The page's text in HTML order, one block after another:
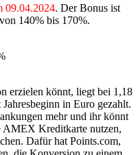
09.04.2024. Der Bonus ist
140% bis 170%.
erzielen könnt, liegt bei 1,18
in Euro gezahlt.
mehr und ihr könnt
AMEX Kreditkarte nutzen,
Dafür hat Points.com,